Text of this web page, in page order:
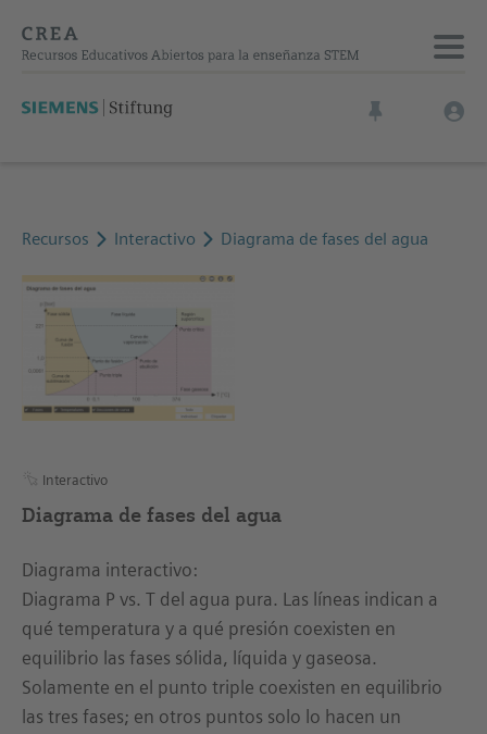
Recursos Interactivo Diagrama de fases del agua
Interactivo
Diagrama de fases del agua
Diagrama interactivo:
Diagrama P vs. T del agua pura. Las líneas indican a
qué temperatura y a qué presión coexisten en
equilibrio las fases sólida, líquida y gaseosa.
Solamente en el punto triple coexisten en equilibrio
las tres fases; en otros puntos solo lo hacen un